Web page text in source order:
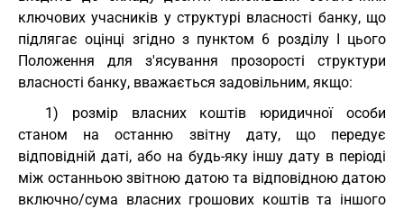
ключових учасників у структурі власності банку, що
підлягає оцінці згідно з пунктом 6 розділу І цього
Положення для з'ясування прозорості структури
власності банку, вважається задовільним, якщо:
1) розмір власних коштів юридичної особи
станом на останню звітну дату, що передує
відповідній даті, або на будь-яку іншу дату в періоді
між останньою звітною датою та відповідною датою
включно/сума власних грошових коштів та іншого